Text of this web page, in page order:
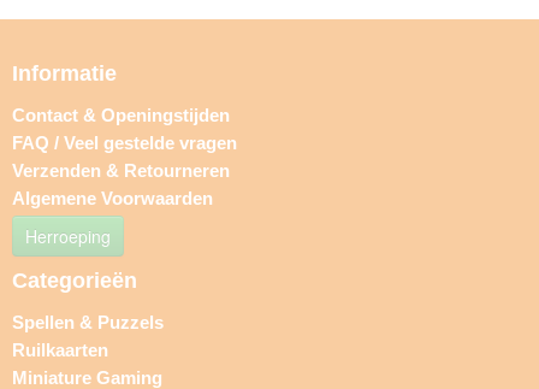
Informatie
Contact & Openingstijden
FAQ / Veel gestelde vragen
Verzenden & Retourneren
Algemene Voorwaarden
Herroeping
Categorieën
Spellen & Puzzels
Ruilkaarten
Miniature Gaming